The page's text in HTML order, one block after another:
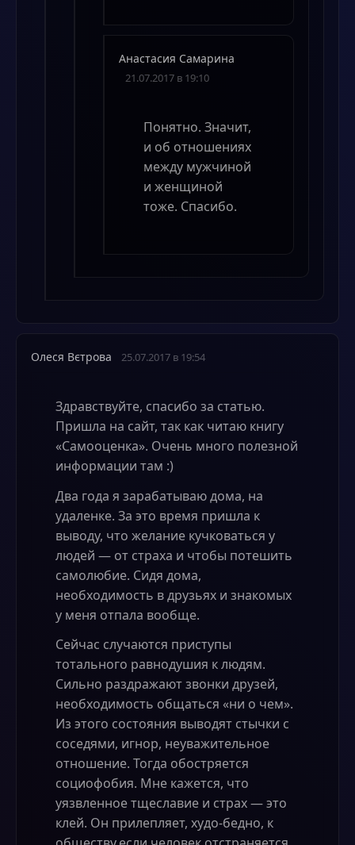
Анастасия Самарина
21.07.2017 в 19:10
Понятно. Значит,
и об отношениях
между мужчиной
и женщиной
тоже. Спасибо.
Олеся Вєтрова 25.07.2017 в 19:54
Здравствуйте, спасибо за статью.
Пришла на сайт, так как читаю книгу
«Самооценка». Очень много полезной
информации там :)
Два года я зарабатываю дома, на
удаленке. За это время пришла к
выводу, что желание кучковаться у
людей — от страха и чтобы потешить
самолюбие. Сидя дома,
необходимость в друзьях и знакомых
у меня отпала вообще.
Сейчас случаются приступы
тотального равнодушия к людям.
Сильно раздражают звонки друзей,
необходимость общаться «ни о чем».
Из этого состояния выводят стычки с
соседями, игнор, неуважительное
отношение. Тогда обостряется
социофобия. Мне кажется, что
уязвленное тщеславие и страх — это
клей. Он прилепляет, худо-бедно, к